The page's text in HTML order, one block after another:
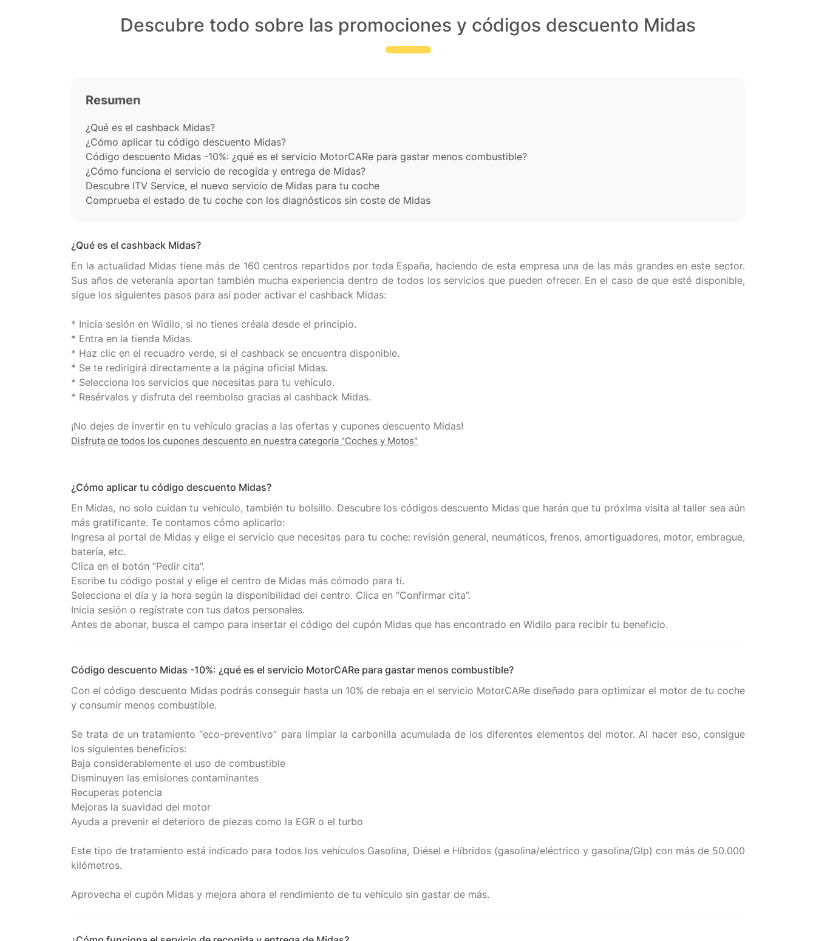
Descubre todo sobre las promociones y códigos descuento Midas
Resumen
¿Qué es el cashback Midas?
¿Cómo aplicar tu código descuento Midas?
Código descuento Midas -10%: ¿qué es el servicio MotorCARe para gastar menos combustible?
¿Cómo funciona el servicio de recogida y entrega de Midas?
Descubre ITV Service, el nuevo servicio de Midas para tu coche
Comprueba el estado de tu coche con los diagnósticos sin coste de Midas
¿Qué es el cashback Midas?
En la actualidad Midas tiene más de 160 centros repartidos por toda España, haciendo de esta empresa una de las más grandes en este sector.
Sus años de veteranía aportan también mucha experiencia dentro de todos los servicios que pueden ofrecer. En el caso de que esté disponible,
sigue los siguientes pasos para así poder activar el cashback Midas:
* Inicia sesión en Widilo, si no tienes créala desde el principio.
* Entra en la tienda Midas.
* Haz clic en el recuadro verde, si el cashback se encuentra disponible.
* Se te redirigirá directamente a la página oficial Midas.
* Selecciona los servicios que necesitas para tu vehículo.
* Resérvalos y disfruta del reembolso gracias al cashback Midas.
Disfruta de todos los cupones descuento en nuestra categoría "Coches y Motos"
¿Cómo aplicar tu código descuento Midas?
En Midas, no solo cuidan tu vehículo, también tu bolsillo. Descubre los códigos descuento Midas que harán que tu próxima visita al taller sea aún
más gratificante. Te contamos cómo aplicarlo:
Ingresa al portal de Midas y elige el servicio que necesitas para tu coche: revisión general, neumáticos, frenos, amortiguadores, motor, embrague,
batería, etc.
Clica en el botón “Pedir cita”.
Escribe tu código postal y elige el centro de Midas más cómodo para ti.
Selecciona el día y la hora según la disponibilidad del centro. Clica en “Confirmar cita”.
Inicia sesión o regístrate con tus datos personales.
Código descuento Midas -10%: ¿qué es el servicio MotorCARe para gastar menos combustible?
Con el código descuento Midas podrás conseguir hasta un 10% de rebaja en el servicio MotorCARe diseñado para optimizar el motor de tu coche
y consumir menos combustible.
Se trata de un tratamiento “eco-preventivo” para limpiar la carbonilla acumulada de los diferentes elementos del motor. Al hacer eso, consigue
los siguientes beneficios:
Baja considerablemente el uso de combustible
Disminuyen las emisiones contaminantes
Recuperas potencia
Mejoras la suavidad del motor
Ayuda a prevenir el deterioro de piezas como la EGR o el turbo
Este tipo de tratamiento está indicado para todos los vehículos Gasolina, Diésel e Híbridos (gasolina/eléctrico y gasolina/Glp) con más de 50.000
kilómetros.